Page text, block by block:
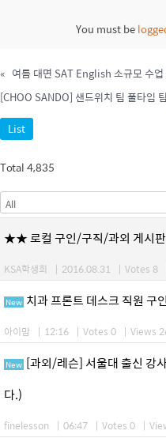
You must be
« 여름 대면 SAT English 소규모 수
[CHOO SANDO] 샌드위치 팀 풀타임
List
Total 4,835
★★ 로컬 구인/구직/과외 게시
KSA학생회 | 2016.08.31 | Votes 8
New 치과 프론트 데스크 직원 구인
아이맘 | 12:16 | Votes 0 | Views
New [과외/레슨] 서울대 출신 강
다.)
finelesson | 06:47 | Votes 0 |